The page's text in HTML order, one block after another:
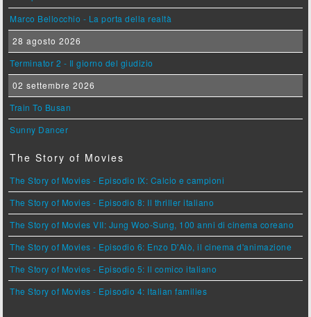
Marco Bellocchio - La porta della realtà
28 agosto 2026
Terminator 2 - Il giorno del giudizio
02 settembre 2026
Train To Busan
Sunny Dancer
The Story of Movies
The Story of Movies - Episodio IX: Calcio e campioni
The Story of Movies - Episodio 8: Il thriller italiano
The Story of Movies VII: Jung Woo-Sung, 100 anni di cinema coreano
The Story of Movies - Episodio 6: Enzo D'Alò, il cinema d'animazione
The Story of Movies - Episodio 5: Il comico italiano
The Story of Movies - Episodio 4: Italian families